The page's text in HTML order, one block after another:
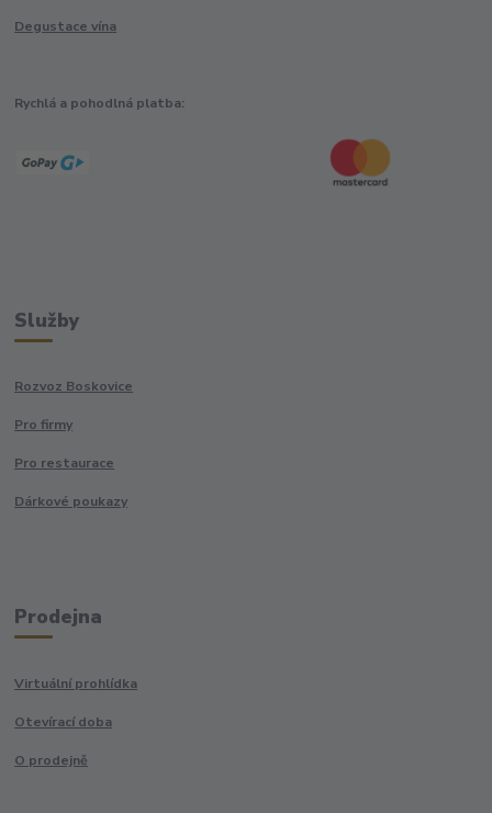
Degustace vína
Rychlá a pohodlná platba:
Služby
Rozvoz Boskovice
Pro firmy
Pro restaurace
Dárkové poukazy
Prodejna
Virtuální prohlídka
Otevírací doba
O prodejně